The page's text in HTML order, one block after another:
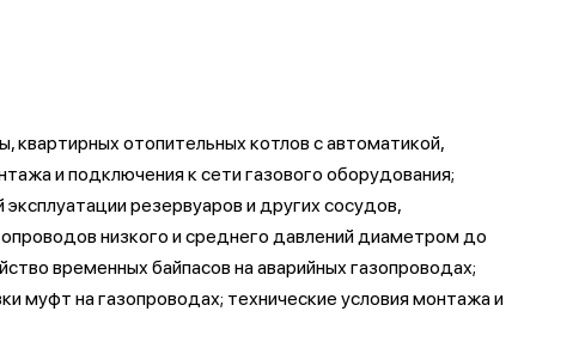
квартирных отопительных котлов с автоматикой,
и подключения к сети газового оборудования;
резервуаров и других сосудов,
низкого и среднего давлений диаметром до
временных байпасов на аварийных газопроводах;
муфт на газопроводах; технические условия монтажа и